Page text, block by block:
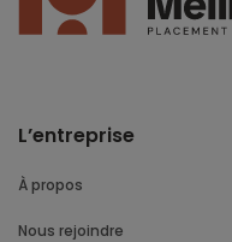
L’entreprise
À propos
Nous rejoindre